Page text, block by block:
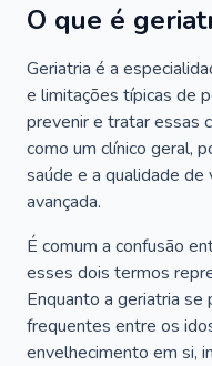
O que é
Geriatria é a
e limitações típicas de
prevenir e tratar essas
como um clínico geral,
saúde e a qualidade
avançada.
É comum a confusão
esses dois termos
Enquanto a geriatria se
frequentes entre os
envelhecimento em si,